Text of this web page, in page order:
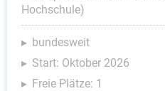
Hochschule)
bundesweit
Start: Oktober 2026
Freie Plätze: 1